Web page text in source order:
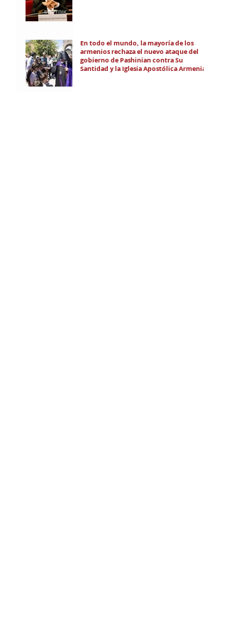
En todo el mundo, la mayoría de los
armenios rechaza el nuevo ataque del
gobierno de Pashinian contra Su
Santidad y la Iglesia Apostólica Armenia